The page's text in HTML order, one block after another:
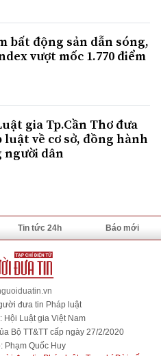
bất động sản dẫn sóng,
vượt mốc 1.770 điểm
gia Tp.Cần Thơ đưa
luật về cơ sở, đồng hành
người dân
Tin tức 24h Báo mới
đưa tin Pháp luật
Hội Luật gia Việt Nam
Bộ TT&TT cấp ngày 27/2/2020
Phạm Quốc Huy